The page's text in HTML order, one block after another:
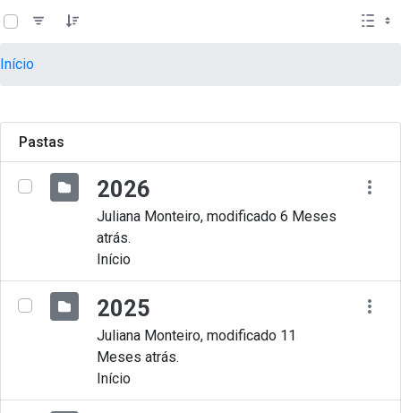
Pular para o Conteúdo principal
teste descricao
Início
Pastas
2026
Juliana Monteiro, modificado 6 Meses
atrás.
Início
2025
Juliana Monteiro, modificado 11
Meses atrás.
Início